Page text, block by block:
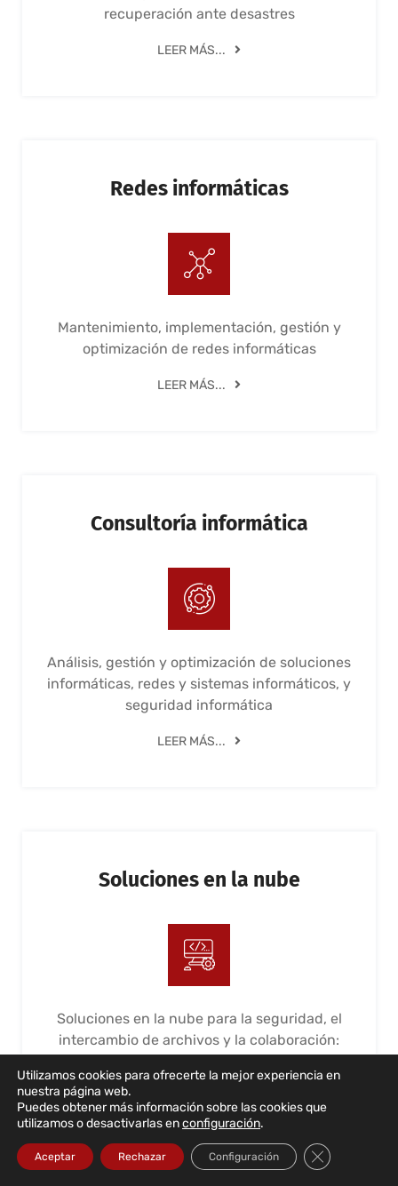
recuperación ante desastres
LEER MÁS...
Redes informáticas
Mantenimiento, implementación, gestión y
optimización de redes informáticas
LEER MÁS...
Consultoría informática
Análisis, gestión y optimización de soluciones
informáticas, redes y sistemas informáticos, y
seguridad informática
LEER MÁS...
Soluciones en la nube
Soluciones en la nube para la seguridad, el
intercambio de archivos y la colaboración:
mantenimiento
LEER MÁS...
Utilizamos cookies para ofrecerte la mejor experiencia en
nuestra página web.
Puedes obtener más información sobre las cookies que
utilizamos o desactivarlas enconfiguración.
Aceptar Rechazar Configuración Cerrar el